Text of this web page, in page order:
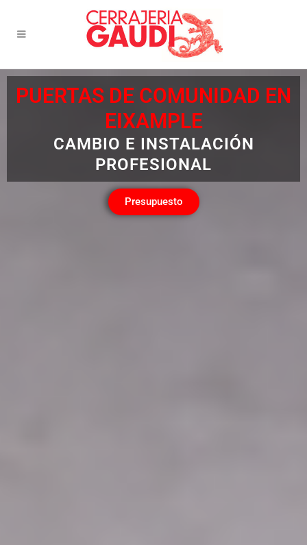
PUERTAS DE COMUNIDAD EN
EIXAMPLE
CAMBIO E INSTALACIÓN
PROFESIONAL
Presupuesto